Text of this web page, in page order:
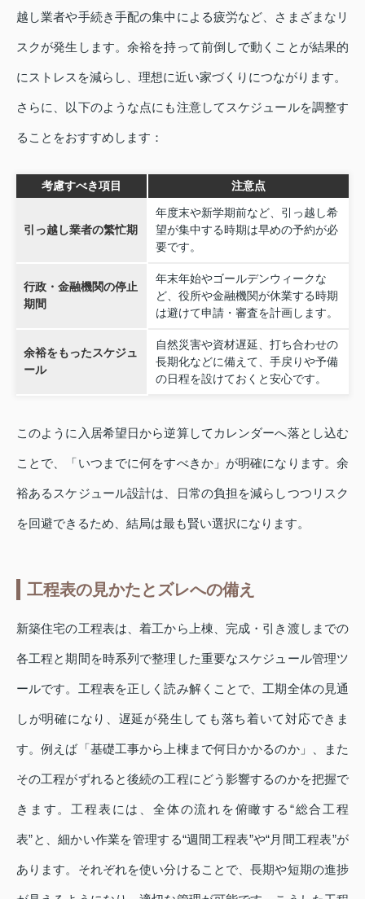
越し業者や手続き手配の集中による疲労など、さまざまなリ
スクが発生します。余裕を持って前倒しで動くことが結果的
にストレスを減らし、理想に近い家づくりにつながります。
さらに、以下のような点にも注意してスケジュールを調整す
ることをおすすめします：
考慮すべき項目 注意点
引っ越し業者の繁忙期
年度末や新学期前など、引っ越し希
望が集中する時期は早めの予約が必
要です。
行政・金融機関の停止
期間
年末年始やゴールデンウィークな
ど、役所や金融機関が休業する時期
は避けて申請・審査を計画します。
余裕をもったスケジュ
ール
自然災害や資材遅延、打ち合わせの
長期化などに備えて、手戻りや予備
の日程を設けておくと安心です。
このように入居希望日から逆算してカレンダーへ落とし込む
ことで、「いつまでに何をすべきか」が明確になります。余
裕あるスケジュール設計は、日常の負担を減らしつつリスク
を回避できるため、結局は最も賢い選択になります。
工程表の見かたとズレへの備え
新築住宅の工程表は、着工から上棟、完成・引き渡しまでの
各工程と期間を時系列で整理した重要なスケジュール管理ツ
ールです。工程表を正しく読み解くことで、工期全体の見通
しが明確になり、遅延が発生しても落ち着いて対応できま
す。例えば「基礎工事から上棟まで何日かかるのか」、また
その工程がずれると後続の工程にどう影響するのかを把握で
きます。工程表には、全体の流れを俯瞰する“総合工程
表”と、細かい作業を管理する“週間工程表”や“月間工程表”が
あります。それぞれを使い分けることで、長期や短期の進捗